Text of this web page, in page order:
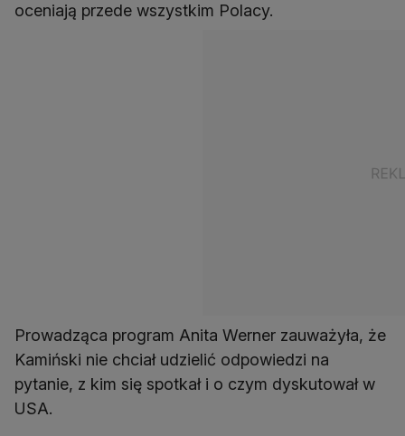
oceniają przede wszystkim Polacy.
Prowadząca program Anita Werner zauważyła, że
Kamiński nie chciał udzielić odpowiedzi na
pytanie, z kim się spotkał i o czym dyskutował w
USA.